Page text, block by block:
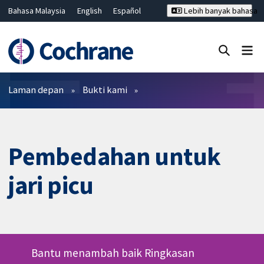
Bahasa Malaysia English
Español
Hrvatski
Deutsch ไทย
繁體中文
简体中文
Lebih banyak bahasa
Penapis
Laman depan Bukti kami
Pembedahan untuk
jari picu
Bantu menambah baik Ringkasan